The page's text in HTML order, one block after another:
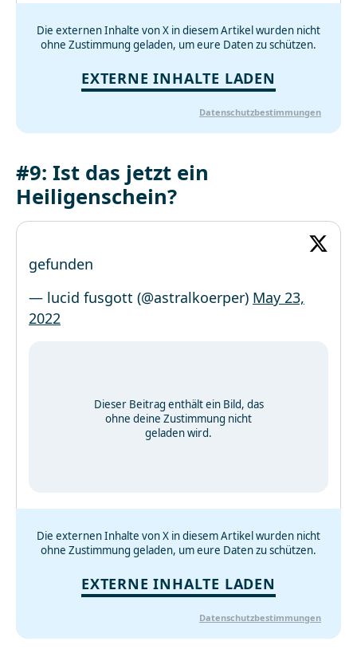
Die externen Inhalte von X in diesem Artikel wurden nicht
ohne Zustimmung geladen, um eure Daten zu schützen.
EXTERNE INHALTE LADEN
Datenschutzbestimmungen
#9: Ist das jetzt ein
Heiligenschein?
gefunden
— lucid fusgott (@astralkoerper) May 23,
2022
Dieser Beitrag enthält ein Bild, das
ohne deine Zustimmung nicht
geladen wird.
Die externen Inhalte von X in diesem Artikel wurden nicht
ohne Zustimmung geladen, um eure Daten zu schützen.
EXTERNE INHALTE LADEN
Datenschutzbestimmungen